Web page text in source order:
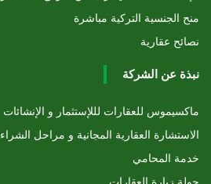
منح الجنسية التركية مباشرة
نصائح عقارية
نبذة عن الشركة
ماكسيموس للعقارات لللإستثمار و الإنشائات
الاستشارة العقارية المجانية و مراحل الشراء
خدمة المحامي